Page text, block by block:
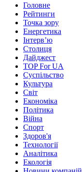
Головне
Рейтинги
Точка зору
Енергетика
Інтерв’ю
Столиця
Дайджест
TOP For UA
Суспiльство
Культура
Світ
Економіка
Політика
Війна
Спорт
Здоров'я
Технології
Аналітика
Екологія